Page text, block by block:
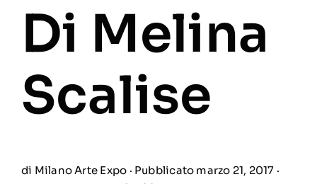
Di Melina
Scalise
di Milano Arte Expo · Pubblicato marzo 21, 2017 ·